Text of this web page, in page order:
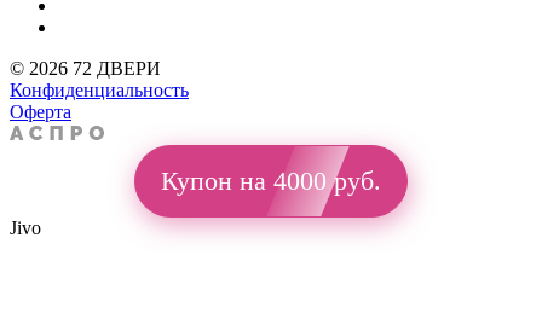
© 2026 72 ДВЕРИ
Конфиденциальность
Оферта
Купон на 4000 руб.
Jivo